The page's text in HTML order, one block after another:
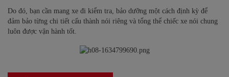
Do đó, bạn cần mang xe đi kiểm tra, bảo dưỡng một cách định kỳ để
đảm bảo từng chi tiết cấu thành nói riêng và tổng thể chiếc xe nói chung
luôn được vận hành tốt.